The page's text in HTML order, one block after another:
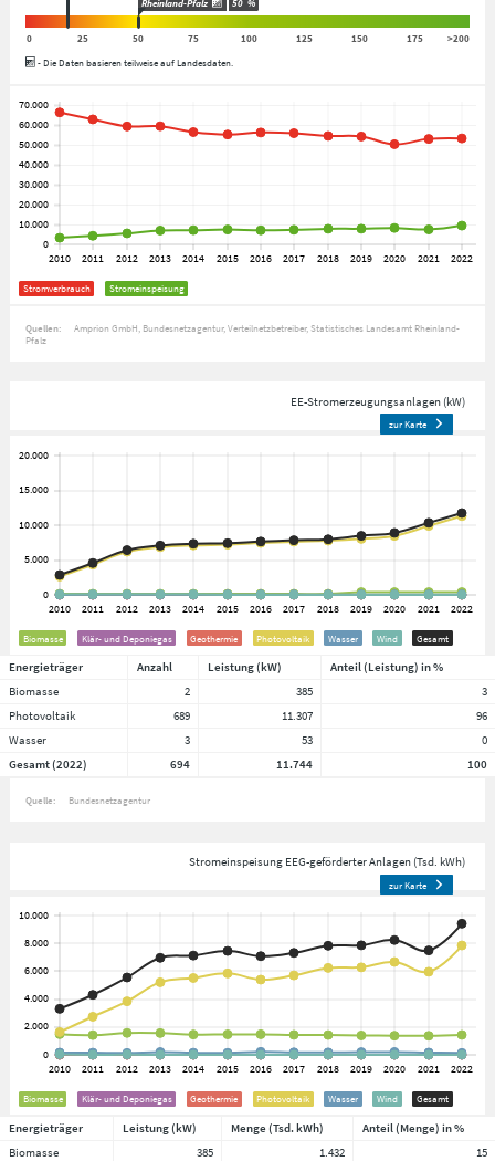
Rheinland-Pfalz 50 %
0 25 50 75 100 125 150 175
>200
- Die Daten basieren teilweise auf Landesdaten.
Stromverbrauch Stromeinspeisung
Quellen: Amprion GmbH Bundesnetzagentur Verteilnetzbetreiber Statistisches Landesamt Rheinland-
Pfalz
EE-Stromerzeugungsanlagen (kW)
zur Karte
Biomasse Klär- und Deponiegas Geothermie Photovoltaik Wasser Wind Gesamt
Energieträger Anzahl Leistung (kW)
Anteil (Leistung) in %
Biomasse
2 385
3
Photovoltaik
689 11.307
96
Wasser
3 53
0
Gesamt (2022)
694 11.744 100
Quelle: Bundesnetzagentur
Stromeinspeisung EEG-geförderter Anlagen (Tsd. kWh)
zur Karte
Biomasse Klär- und Deponiegas Geothermie Photovoltaik Wasser Wind Gesamt
Energieträger Leistung (kW) Menge (Tsd. kWh)
Anteil (Menge) in %
Biomasse
385 1.432
15